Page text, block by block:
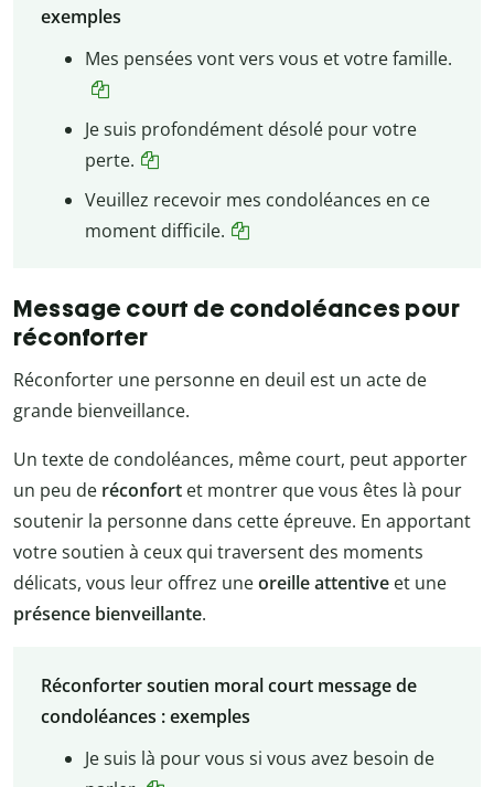
exemples
Mes pensées vont vers vous et votre famille.
Je suis profondément désolé pour votre
perte.
Veuillez recevoir mes condoléances en ce
moment difficile.
Message court de condoléances pour
réconforter
Réconforter une personne en deuil est un acte de
grande bienveillance.
Un texte de condoléances, même court, peut apporter
un peu de réconfort et montrer que vous êtes là pour
soutenir la personne dans cette épreuve. En apportant
votre soutien à ceux qui traversent des moments
délicats, vous leur offrez uneoreille attentive et une
présence bienveillante.
Réconforter soutien moral court message de
condoléances : exemples
Je suis là pour vous si vous avez besoin de